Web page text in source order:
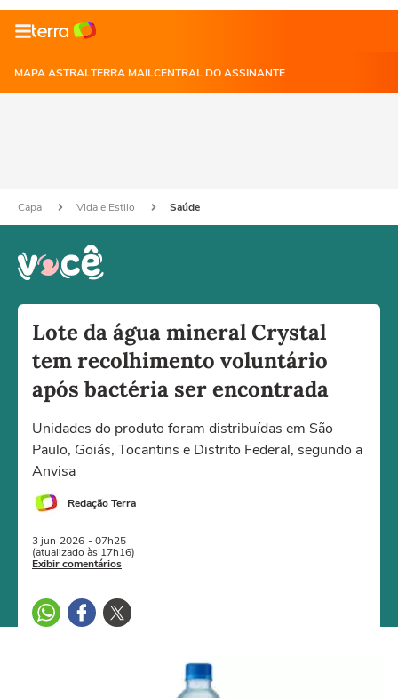
MAPA ASTRALTERRA MAILCENTRAL DO ASSINANTE
Capa Vida e Estilo Saúde
Lote da água mineral Crystal
tem recolhimento voluntário
após bactéria ser encontrada
Unidades do produto foram distribuídas em São
Paulo, Goiás, Tocantins e Distrito Federal, segundo a
Anvisa
Redação Terra
3 jun 2026 - 07h25
(atualizado às 17h16)
Exibir comentários